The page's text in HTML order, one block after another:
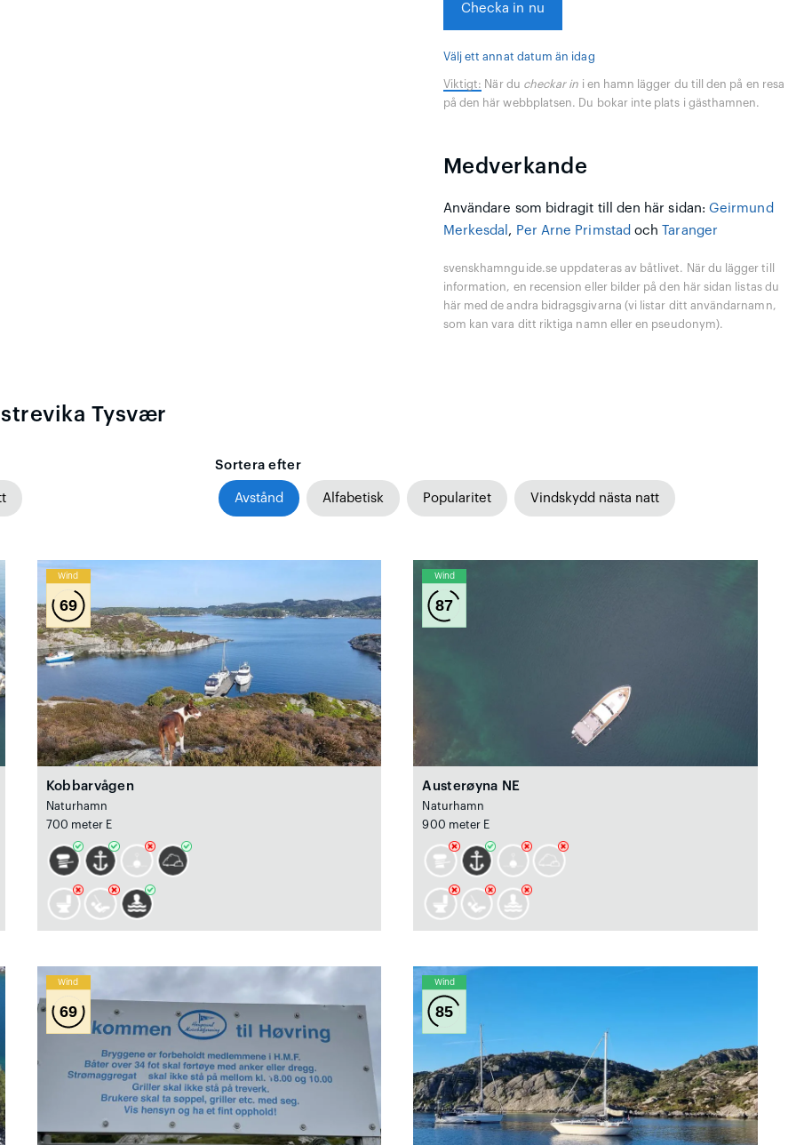
Checka in nu
Välj ett annat datum än idag
Viktigt: När du checkar in i en hamn lägger du till den på en resa
på den här webbplatsen. Du bokar inte plats i gästhamnen.
Medverkande
Användare som bidragit till den här sidan:Geirmund
Merkesdal , Per Arne Primstad och Taranger
svenskhamnguide.se uppdateras av båtlivet. När du lägger till
information, en recension eller bilder på den här sidan listas du
här med de andra bidragsgivarna (vi listar ditt användarnamn,
som kan vara ditt riktiga namn eller en pseudonym).
Tysvær
Sortera efter
Avstånd Alfabetisk Popularitet Vindskydd nästa natt
Wind
69
Kobbarvågen
Naturhamn
700 meter E
Wind
87
Austerøyna NE
Naturhamn
900 meter E
Wind
69
Wind
85